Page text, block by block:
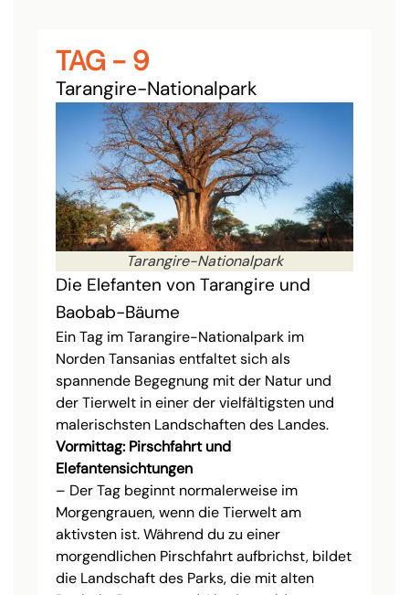
TAG - 9
Tarangire-Nationalpark
Tarangire-Nationalpark
Die Elefanten von Tarangire und
Baobab-Bäume
Ein Tag im Tarangire-Nationalpark im
Norden Tansanias entfaltet sich als
spannende Begegnung mit der Natur und
der Tierwelt in einer der vielfältigsten und
malerischsten Landschaften des Landes.
Vormittag: Pirschfahrt und
Elefantensichtungen
– Der Tag beginnt normalerweise im
Morgengrauen, wenn die Tierwelt am
aktivsten ist. Während du zu einer
morgendlichen Pirschfahrt aufbrichst, bildet
die Landschaft des Parks, die mit alten